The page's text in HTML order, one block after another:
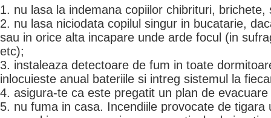
1. nu lasa la indemana copiilor chibrituri, brichete,
2. nu lasa niciodata copilul singur in bucatarie,
sau in orice alta incapare unde arde focul (in
etc);
3. instaleaza detectoare de fum in toate
inlocuieste anual bateriile si intreg sistemul la
4. asigura-te ca este pregatit un plan de
5. nu fuma in casa. Incendiile provocate de tigara